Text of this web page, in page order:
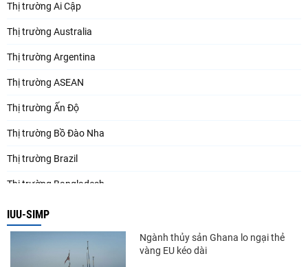
Thị trường Ai Cập
Thị trường Australia
Thị trường Argentina
Thị trường ASEAN
Thị trường Ấn Độ
Thị trường Bồ Đào Nha
Thị trường Brazil
Thị trường Bangladesh
Thị trường Chile
Thị trường Canada
Thị trường Ecuador
IUU-SIMP
Ngành thủy sản Ghana lo ngại thẻ
vàng EU kéo dài